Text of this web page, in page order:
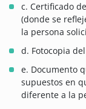
c. Certificado
(donde se
la persona
d. Fotocopia
e. Documento
supuestos en
diferente a la